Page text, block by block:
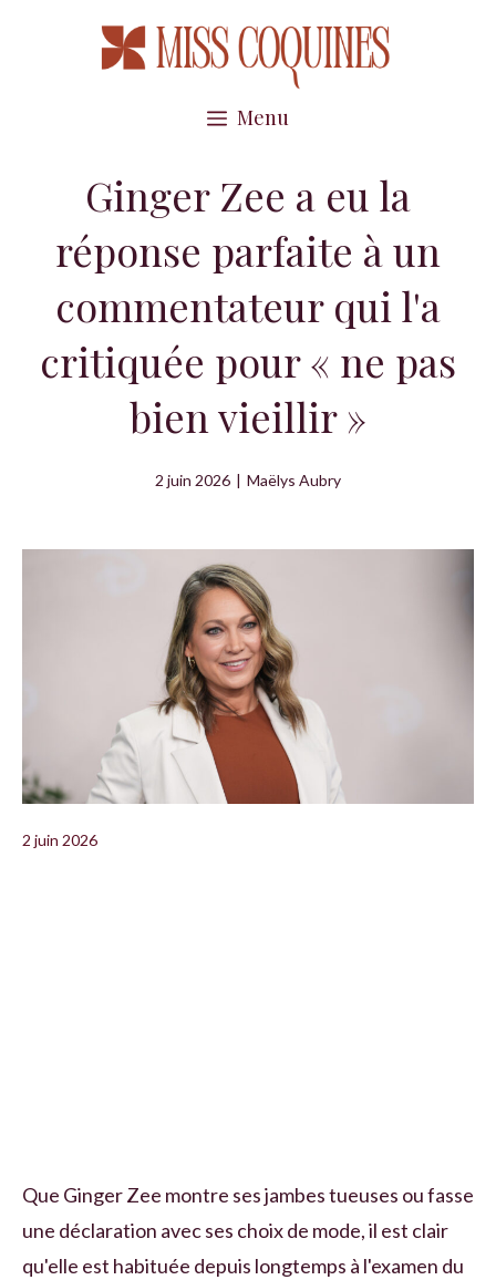
Menu
Ginger Zee a eu la
réponse parfaite à un
commentateur qui l'a
critiquée pour « ne pas
bien vieillir »
2 juin 2026 | Maëlys Aubry
2 juin 2026
Que Ginger Zee montre ses jambes tueuses ou fasse
une déclaration avec ses choix de mode, il est clair
qu'elle est habituée depuis longtemps à l'examen du